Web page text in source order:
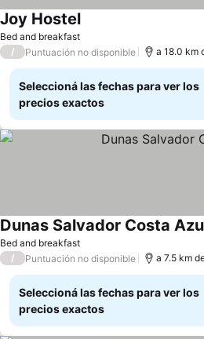
Bed and breakfast
Joy Hostel
/ Puntuación no disponible a 18.0 km
Seleccioná las fechas para ver los
precios exactos
Bed and breakfast
Dunas Salvador Costa
/ Puntuación no disponible a 7.5 km
Seleccioná las fechas para ver los
precios exactos